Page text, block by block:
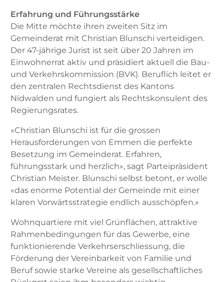
Erfahrung und Führungsstärke
Die Mitte möchte ihren zweiten Sitz im
Gemeinderat mit Christian Blunschi verteidigen.
Der 47-jährige Jurist ist seit über 20 Jahren im
Einwohnerrat aktiv und präsidiert aktuell die Bau-
und Verkehrskommission (BVK). Beruflich leitet er
den zentralen Rechtsdienst des Kantons
Nidwalden und fungiert als Rechtskonsulent des
Regierungsrates.
«Christian Blunschi ist für die grossen
Herausforderungen von Emmen die perfekte
Besetzung im Gemeinderat. Erfahren,
führungsstark und herzlich», sagt Parteipräsident
Christian Meister. Blunschi selbst betont, er wolle
«das enorme Potential der Gemeinde mit einer
klaren Vorwärtsstrategie endlich ausschöpfen.»
Wohnquartiere mit viel Grünflächen, attraktive
Rahmenbedingungen für das Gewerbe, eine
funktionierende Verkehrserschliessung, die
Förderung der Vereinbarkeit von Familie und
Beruf sowie starke Vereine als gesellschaftliches